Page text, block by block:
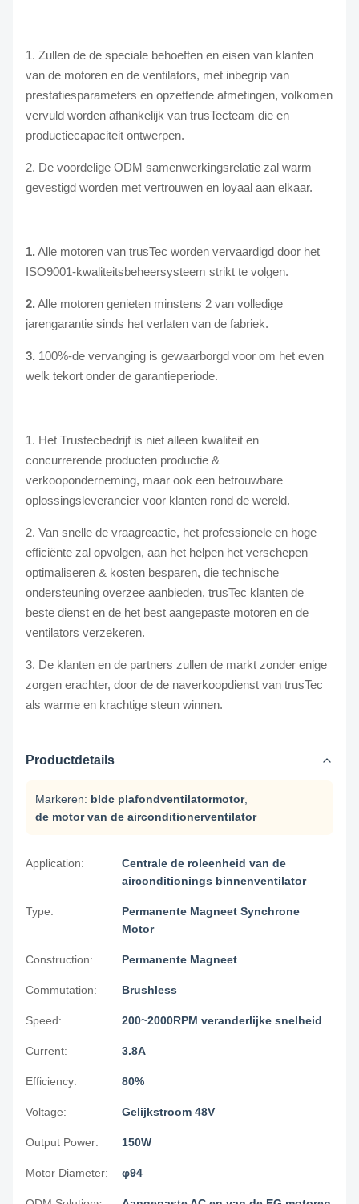
1. Zullen de de speciale behoeften en eisen van klanten
van de motoren en de ventilators, met inbegrip van
prestatiesparameters en opzettende afmetingen, volkomen
vervuld worden afhankelijk van trusTecteam die en
productiecapaciteit ontwerpen.
2. De voordelige ODM samenwerkingsrelatie zal warm
gevestigd worden met vertrouwen en loyaal aan elkaar.
1. Alle motoren van trusTec worden vervaardigd door het
ISO9001-kwaliteitsbeheersysteem strikt te volgen.
2. Alle motoren genieten minstens 2 van volledige
jarengarantie sinds het verlaten van de fabriek.
3. 100%-de vervanging is gewaarborgd voor om het even
welk tekort onder de garantieperiode.
1. Het Trustecbedrijf is niet alleen kwaliteit en
concurrerende producten productie &
verkooponderneming, maar ook een betrouwbare
oplossingsleverancier voor klanten rond de wereld.
2. Van snelle de vraagreactie, het professionele en hoge
efficiënte zal opvolgen, aan het helpen het verschepen
optimaliseren & kosten besparen, die technische
ondersteuning overzee aanbieden, trusTec klanten de
beste dienst en de het best aangepaste motoren en de
ventilators verzekeren.
3. De klanten en de partners zullen de markt zonder enige
zorgen erachter, door de de naverkoopdienst van trusTec
als warme en krachtige steun winnen.
Productdetails
Markeren: bldc plafondventilatormotor,
de motor van de airconditionerventilator
Application:
Centrale de roleenheid van de
airconditionings binnenventilator
Type:
Permanente Magneet Synchrone
Motor
Construction: Permanente Magneet
Commutation: Brushless
Speed: 200~2000RPM veranderlijke snelheid
Current: 3.8A
Efficiency: 80%
Voltage: Gelijkstroom 48V
Output Power: 150W
Motor Diameter: φ94